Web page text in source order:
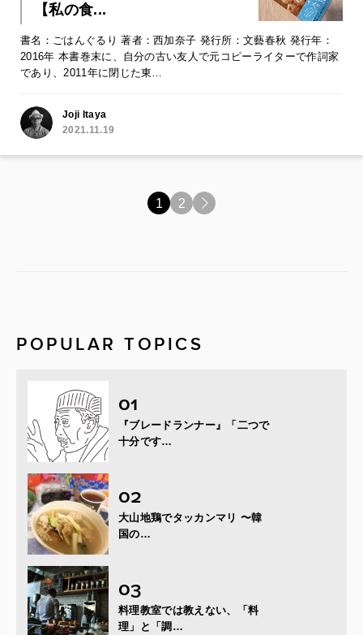
【私の食...
書名：ごはんぐるり 著者：西加奈子 発行所：文藝春秋 発行年：
2016年 本書巻末に、自分の古い友人で元コピーライターで作詞家
であり、2011年に閉じた東…
Joji Itaya
2021.11.19
1 2 >
POPULAR TOPICS
『ブレードランナー』「二つで
十分です…
大山地鶏でタッカンマリ 〜韓
国の…
料理教室では教えない、「料
理」と「調…